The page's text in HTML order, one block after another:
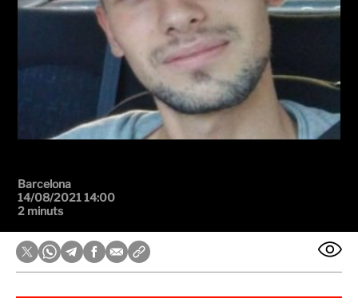
Barcelona
14/08/2021 14:00
2 minuts